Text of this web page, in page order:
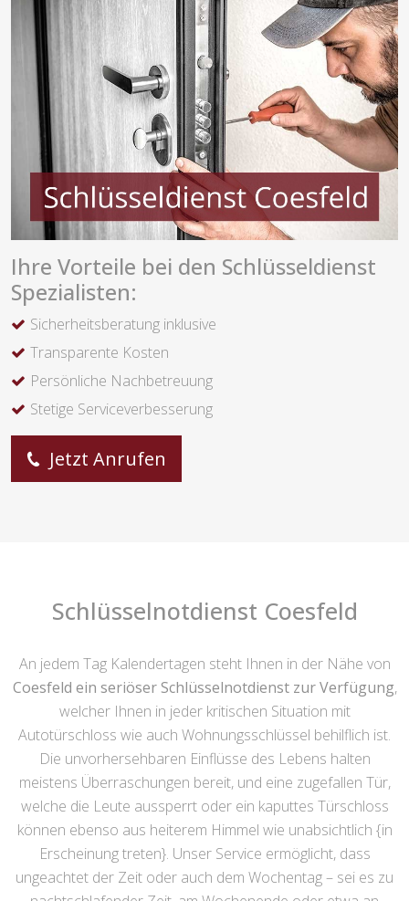
Ihre Vorteile bei den Schlüsseldienst
Spezialisten:
Sicherheitsberatung inklusive
Transparente Kosten
Persönliche Nachbetreuung
Stetige Serviceverbesserung
Jetzt Anrufen
Schlüsselnotdienst Coesfeld
An jedem Tag Kalendertagen steht Ihnen in der Nähe von
Coesfeld ein seriöser Schlüsselnotdienst zur Verfügung,
welcher Ihnen in jeder kritischen Situation mit
Autotürschloss wie auch Wohnungsschlüssel behilflich ist.
Die unvorhersehbaren Einflüsse des Lebens halten
meistens Überraschungen bereit, und eine zugefallen Tür,
welche die Leute aussperrt oder ein kaputtes Türschloss
können ebenso aus heiterem Himmel wie unabsichtlich {in
Erscheinung treten}. Unser Service ermöglicht, dass
ungeachtet der Zeit oder auch dem Wochentag – sei es zu